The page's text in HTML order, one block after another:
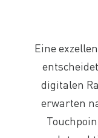
Eine
digitalen
erwarten